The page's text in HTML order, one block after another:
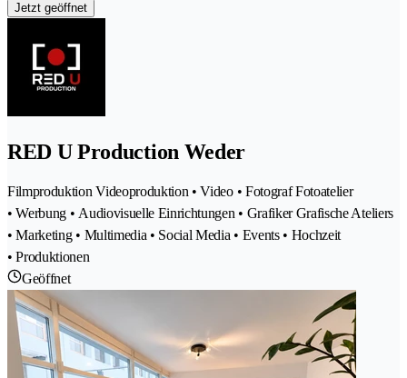
Jetzt geöffnet
RED U Production Weder
Filmproduktion Videoproduktion • Video • Fotograf Fotoatelier
• Werbung • Audiovisuelle Einrichtungen • Grafiker Grafische Ateliers
• Marketing • Multimedia • Social Media • Events • Hochzeit
• Produktionen
Geöffnet